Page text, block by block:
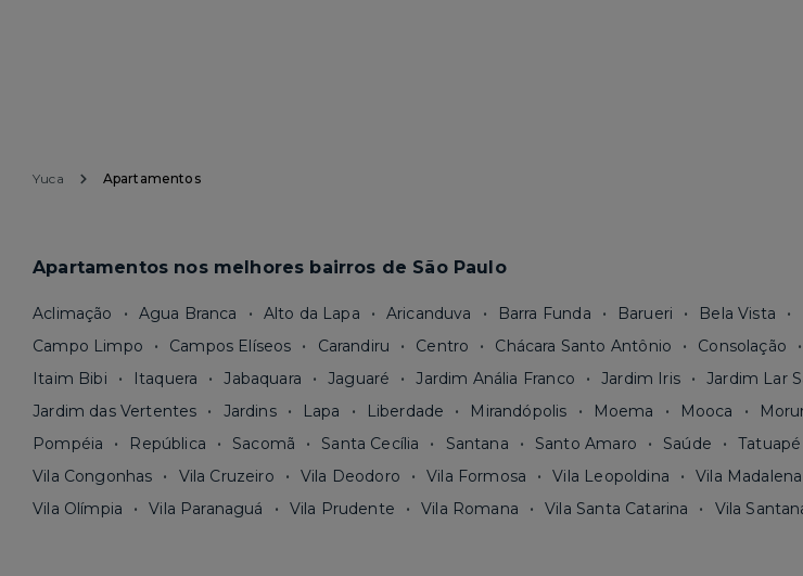
Yuca Apartamentos
Apartamentos nos melhores bairros de São Paulo
Aclimação Agua Branca Alto da Lapa Aricanduva Barra Funda Barueri Bela Vista
Campo Limpo
Campos Elíseos Carandiru Centro Chácara Santo Antônio Consolação
Itaim Bibi
Itaquera Jabaquara Jaguaré Jardim Anália Franco Jardim Iris Jardim Lar
Jardim das Vertentes
Jardins Lapa Liberdade Mirandópolis Moema Mooca
Pompéia
República Sacomã Santa Cecília Santana Santo Amaro Saúde Tatuapé
Vila Congonhas
Vila Cruzeiro Vila Deodoro Vila Formosa Vila Leopoldina Vila Madalena
Vila Olímpia
Vila Paranaguá Vila Prudente Vila Romana Vila Santa Catarina Vila